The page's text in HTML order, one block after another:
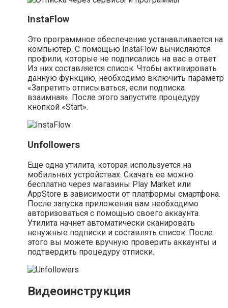
InstaFlow
Это программное обеспечение устанавливается на
компьютер. С помощью InstaFlow вычисляются
профили, которые не подписались на вас в ответ.
Из них составляется список. Чтобы активировать
данную функцию, необходимо включить параметр
«Запретить отписываться, если подписка
взаимная». После этого запустите процедуру
кнопкой «Start».
Unfollowers
Еще одна утилита, которая используется на
мобильных устройствах. Скачать ее можно
бесплатно через магазины Play Market или
AppStore в зависимости от платформы смартфона.
После запуска приложения вам необходимо
авторизоваться с помощью своего аккаунта.
Утилита начнет автоматически сканировать
ненужные подписки и составлять список. После
этого вы можете вручную проверить аккаунты и
подтвердить процедуру отписки.
Видеоинструкция